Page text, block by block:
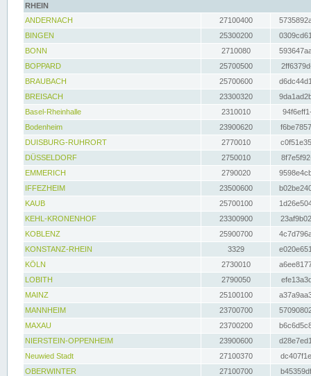
RHEIN
ANDERNACH
27100400
BINGEN
25300200
BONN
2710080
BOPPARD
25700500
BRAUBACH
25700600
BREISACH
23300320
Basel-Rheinhalle
2310010
Bodenheim
23900620
DUISBURG-RUHRORT
2770010
DÜSSELDORF
2750010
EMMERICH
2790020
IFFEZHEIM
23500600
KAUB
25700100
KEHL-KRONENHOF
23300900
KOBLENZ
25900700
KONSTANZ-RHEIN
3329
KÖLN
2730010
LOBITH
2790050
MAINZ
25100100
MANNHEIM
23700700
MAXAU
23700200
NIERSTEIN-OPPENHEIM
23900600
Neuwied Stadt
27100370
OBERWINTER
27100700